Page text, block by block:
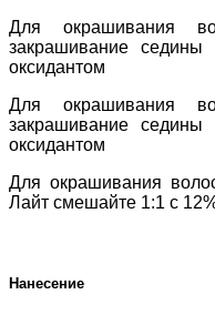
Для окрашивания
закрашивание
оксидантом
Для окрашивания
закрашивание
оксидантом
Для окрашивания
Лайт смешайте 1:1 с
Нанесение